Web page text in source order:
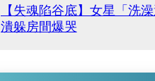
【失魂陷谷底】女星「
潰躲房間爆哭